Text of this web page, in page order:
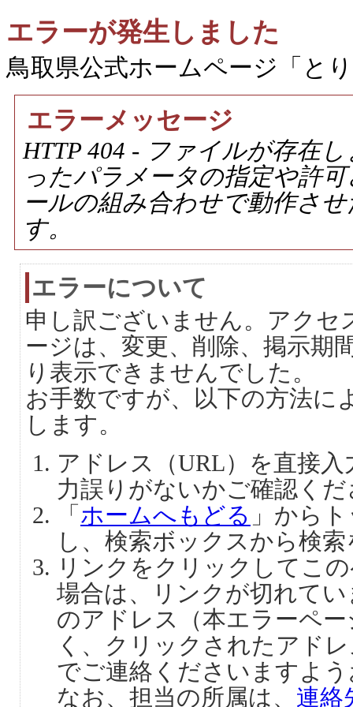
エラーが発生しました
鳥取県公式ホームページ「と
エラーメッセージ
HTTP 404 - ファイルが存在
ったパラメータの指定や許
ールの組み合わせで動作さ
す。
エラーについて
申し訳ございません。アクセ
ージは、変更、削除、掲示期
り表示できませんでした。
お手数ですが、以下の方法に
します。
アドレス（URL）を直接
力誤りがないかご確認く
「 ホームへもどる 」から
し、検索ボックスから検
リンクをクリックしてこ
場合は、リンクが切れて
のアドレス（本エラーペ
く、クリックされたアド
でご連絡くださいますよ
なお、担当の所属は、 連絡